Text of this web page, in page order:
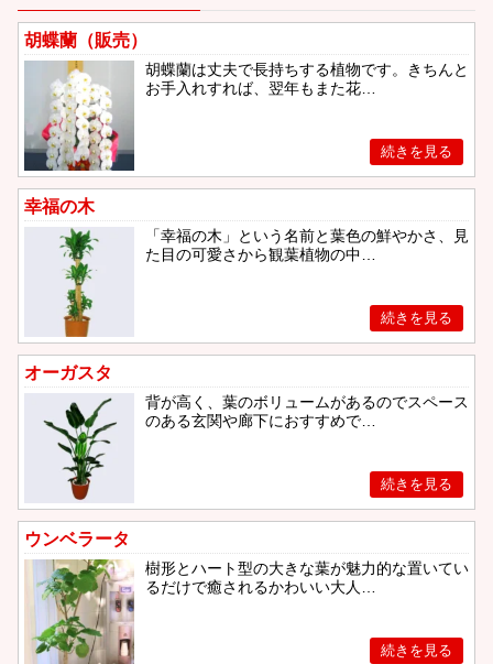
胡蝶蘭（販売）
胡蝶蘭は丈夫で長持ちする植物です。きちんと
お手入れすれば、翌年もまた花…
幸福の木
「幸福の木」という名前と葉色の鮮やかさ、見
た目の可愛さから観葉植物の中…
オーガスタ
背が高く、葉のボリュームがあるのでスペース
のある玄関や廊下におすすめで…
ウンベラータ
樹形とハート型の大きな葉が魅力的な置いてい
るだけで癒されるかわいい大人…